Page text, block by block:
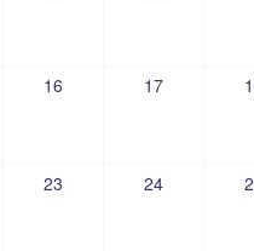
16 17
23 24